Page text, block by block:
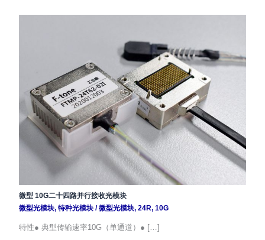
微型 10G二十四路并行接收光模块
微型光模块, 特种光模块/微型光模块, 24R, 10G
特性● 典型传输速率10G（单通道）● […]